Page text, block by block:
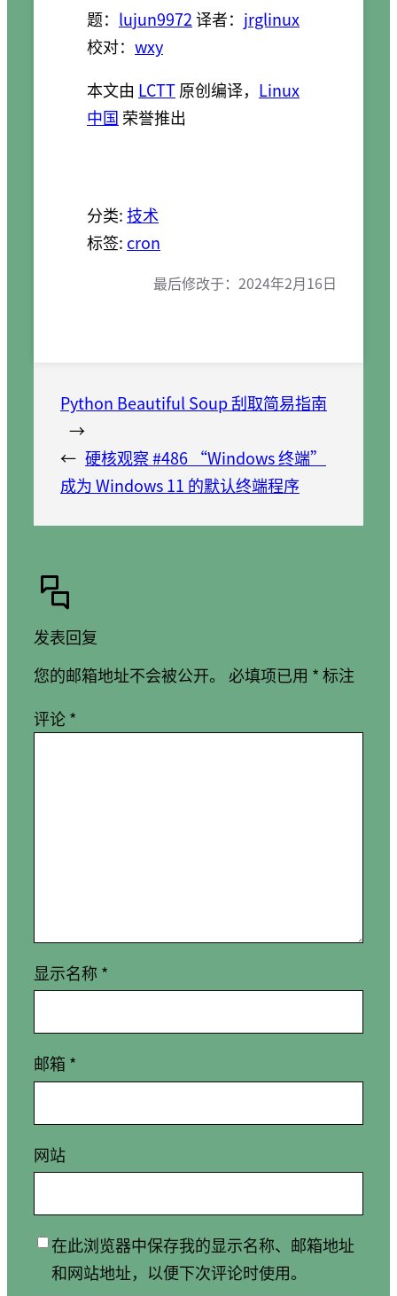
题： lujun9972译者： jrglinux
校对： wxy
本文由 LCTT原创编译， Linux
中国 荣誉推出
分类:技术
标签: cron
最后修改于： 2024年2月16日
Python Beautiful Soup 刮取简易指南
→
← 硬核观察 #486 “Windows 终端”
成为 Windows 11 的默认终端程序
发表回复
您的邮箱地址不会被公开。
必填项已用 *标注
评论*
显示名称 *
邮箱 *
网站
在此浏览器中保存我的显示名称、邮箱地址
和网站地址，以便下次评论时使用。